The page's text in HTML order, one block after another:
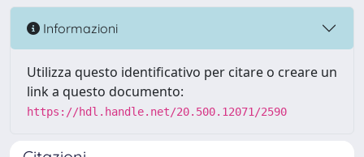
Informazioni
Utilizza questo identificativo per citare o creare un
link a questo documento:
https://hdl.handle.net/20.500.12071/2590